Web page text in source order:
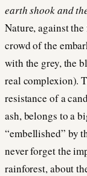
earth shook and
Nature, against
crowd of the
with the grey, the
real complexion).
resistance of a
ash, belongs to a
“embellished” by
never forget the
rainforest, about